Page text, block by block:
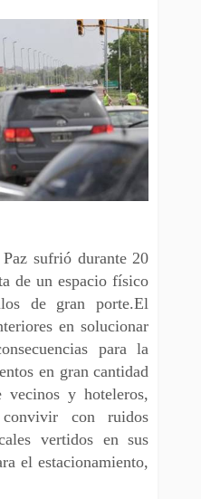
sufrió durante 20
de un espacio físico
de gran porte.El
en solucionar
para la
en gran cantidad
vecinos y hoteleros,
con ruidos
vertidos en sus
el estacionamiento,